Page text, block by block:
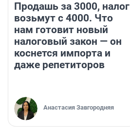
Продашь за 3000, налог
возьмут с 4000. Что
нам готовит новый
налоговый закон — он
коснется импорта и
даже репетиторов
Анастасия Завгородняя